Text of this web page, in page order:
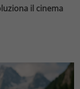
il cinema